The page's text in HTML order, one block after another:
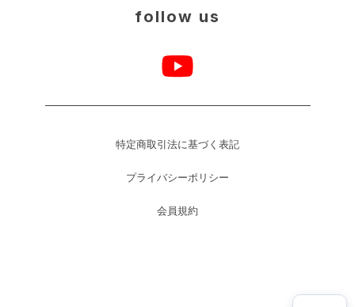
follow us
特定商取引法に基づく表記
プライバシーポリシー
会員規約